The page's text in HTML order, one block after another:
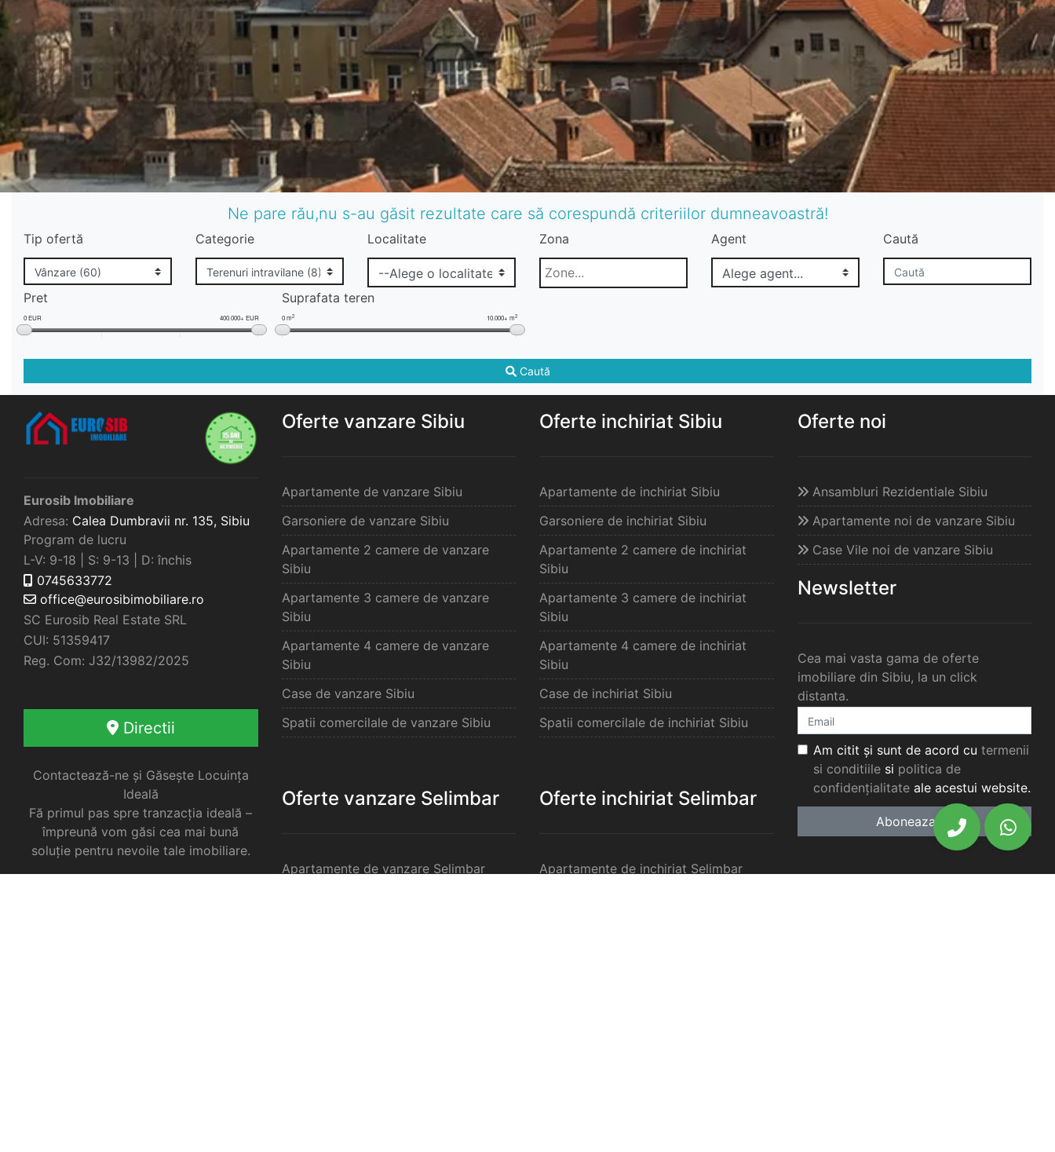
Ne pare rău,nu s-au găsit rezultate care să corespundă criteriilor dumneavoastră!
Tip ofertă Categorie Localitate Zona Agent Caută
Pret
0 EUR 400.000+ EUR
Suprafata teren
0 m2 10.000+ m2
Caută
Eurosib Imobiliare
Adresa: Calea Dumbravii nr. 135, Sibiu
Program de lucru
L-V: 9-18 | S: 9-13 | D: închis
0745633772
office@eurosibimobiliare.ro
SC Eurosib Real Estate SRL
CUI: 51359417
Reg. Com: J32/13982/2025
Directii
Contactează-ne și Găsește Locuința
Ideală
Fă primul pas spre tranzacția ideală –
împreună vom găsi cea mai bună
soluție pentru nevoile tale imobiliare.
Oferte vanzare Sibiu
Apartamente de vanzare Sibiu
Garsoniere de vanzare Sibiu
Apartamente 2 camere de vanzare
Sibiu
Apartamente 3 camere de vanzare
Sibiu
Apartamente 4 camere de vanzare
Sibiu
Case de vanzare Sibiu
Spatii comercilale de vanzare Sibiu
Oferte vanzare Selimbar
Apartamente de vanzare Selimbar
Oferte inchiriat Sibiu
Apartamente de inchiriat Sibiu
Garsoniere de inchiriat Sibiu
Apartamente 2 camere de inchiriat
Sibiu
Apartamente 3 camere de inchiriat
Sibiu
Apartamente 4 camere de inchiriat
Sibiu
Case de inchiriat Sibiu
Spatii comercilale de inchiriat Sibiu
Oferte inchiriat Selimbar
Apartamente de inchiriat Selimbar
Oferte noi
Ansambluri Rezidentiale Sibiu
Apartamente noi de vanzare Sibiu
Case Vile noi de vanzare Sibiu
Newsletter
Cea mai vasta gama de oferte
imobiliare din Sibiu, la un click
distanta.
Am citit și sunt de acord cu termenii
si conditiilesi politica de
confidențialitateale acestui website.
Aboneaza-te